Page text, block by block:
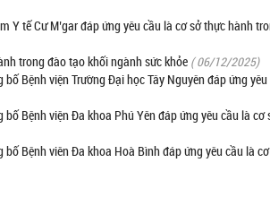
tế Cư M’gar đáp ứng yêu cầu là cơ sở thực hành
trong đào tạo khối ngành sức khỏe ( 06/12/2025)
Bệnh viện Trường Đại học Tây Nguyên đáp ứng
Bệnh viện Đa khoa Phú Yên đáp ứng yêu cầu là cơ
Bệnh viên Đa khoa Hoà Bình đáp ứng yêu cầu là